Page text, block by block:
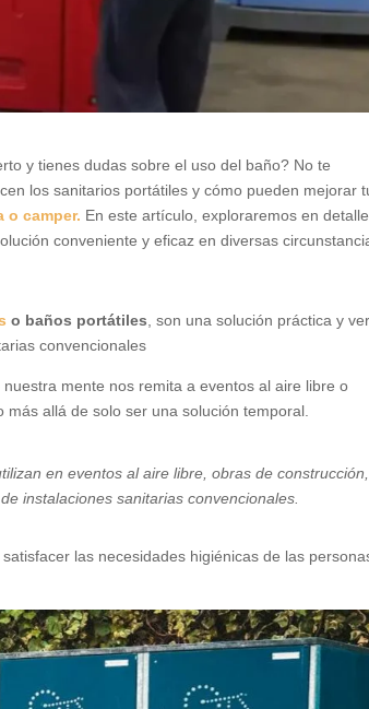
y tienes dudas sobre el uso del baño? No te
los sanitarios portátiles y cómo pueden mejorar
o camper. En este artículo, exploraremos en
conveniente y eficaz en diversas
o baños portátiles, son una solución práctica y
convencionales
mente nos remita a eventos al aire libre o
allá de solo ser una solución temporal.
en eventos al aire libre, obras de construcción,
instalaciones sanitarias convencionales.
las necesidades higiénicas de las